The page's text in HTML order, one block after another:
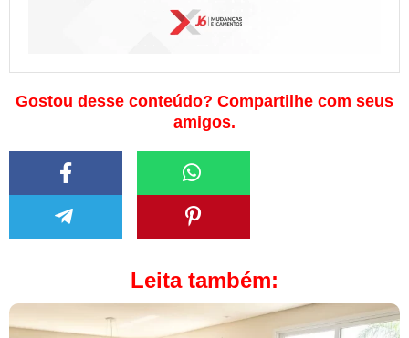
Gostou desse conteúdo? Compartilhe com seus
amigos.
Leita também: